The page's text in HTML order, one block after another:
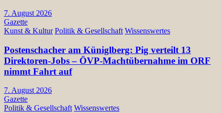
7. August 2026
Gazette
Kunst & Kultur Politik & Gesellschaft Wissenswertes
Postenschacher am Küniglberg: Pig verteilt 13
Direktoren-Jobs – ÖVP-Machtübernahme im ORF
nimmt Fahrt auf
7. August 2026
Gazette
Politik & Gesellschaft Wissenswertes